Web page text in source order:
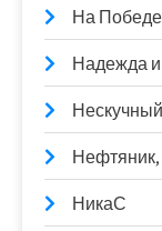
На
Надежда и
НикаС